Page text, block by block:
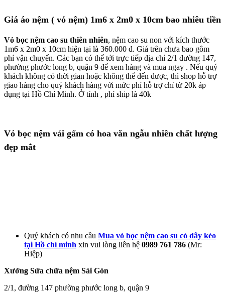
Giá áo nệm ( vỏ nệm) 1m6 x 2m0 x 10cm bao nhiêu tiền
Vỏ bọc nệm cao su thiên nhiên, nệm cao su non với kích thước
1m6 x 2m0 x 10cm hiện tại là 360.000 đ. Giá trên chưa bao gôm
phí vận chuyển. Các bạn có thể tới trực tiếp địa chỉ 2/1 đường 147,
phường phước long b, quận 9 để xem hàng và mua ngay . Nếu quý
khách không có thời gian hoặc không thể đến được, thì shop hỗ trợ
giao hàng cho quý khách hàng với mức phí hỗ trợ chỉ từ 20k áp
dụng tại Hồ Chí Minh. Ở tỉnh , phí ship là 40k
Vỏ bọc nệm vải gấm có hoa văn ngẫu nhiên chất lượng
đẹp mắt
Quý khách có nhu cầu Mua vỏ bọc nệm cao su có dây kéo
tại Hồ chí minh xin vui lòng liên hệ 0989 761 786 (Mr:
Hiệp)
Xưởng Sửa chữa nệm Sài Gòn
2/1, đường 147 phường phước long b, quận 9